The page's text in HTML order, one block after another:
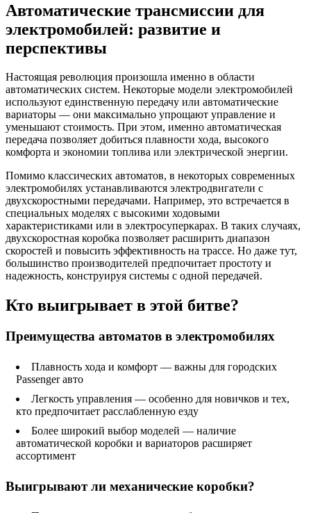
Автоматические трансмиссии для
электромобилей: развитие и
перспективы
Настоящая революция произошла именно в области
автоматических систем. Некоторые модели электромобилей
используют единственную передачу или автоматические
вариаторы — они максимально упрощают управление и
уменьшают стоимость. При этом, именно автоматическая
передача позволяет добиться плавности хода, высокого
комфорта и экономии топлива или электрической энергии.
Помимо классических автоматов, в некоторых современных
электромобилях устанавливаются электродвигатели с
двухскоростными передачами. Например, это встречается в
специальных моделях с высокими ходовыми
характеристиками или в электросуперкарах. В таких случаях,
двухскоростная коробка позволяет расширить диапазон
скоростей и повысить эффективность на трассе. Но даже тут,
большинство производителей предпочитает простоту и
надежность, конструируя системы с одной передачей.
Кто выигрывает в этой битве?
Преимущества автоматов в электромобилях
Плавность хода и комфорт — важны для городских
Passenger авто
Легкость управления — особенно для новичков и тех,
кто предпочитает расслабленную езду
Более широкий выбор моделей — наличие
автоматической коробки и вариаторов расширяет
ассортимент
Выигрывают ли механические коробки?